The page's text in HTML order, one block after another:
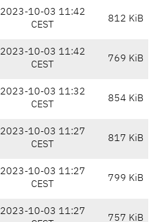
2023-10-03 11:42
CEST
812 KiB
2023-10-03 11:42
CEST
769 KiB
2023-10-03 11:32
CEST
854 KiB
2023-10-03 11:27
CEST
817 KiB
2023-10-03 11:27
CEST
799 KiB
2023-10-03 11:27
757 KiB